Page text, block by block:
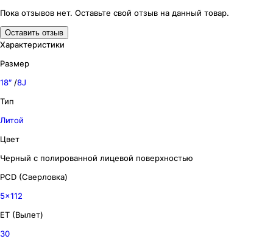
Пока отзывов нет. Оставьте свой отзыв на данный товар.
Оставить отзыв
Характеристики
Размер
18″ /8J
Тип
Литой
Цвет
Черный с полированной лицевой поверхностью
PCD (Сверловка)
5x112
ET (Вылет)
30